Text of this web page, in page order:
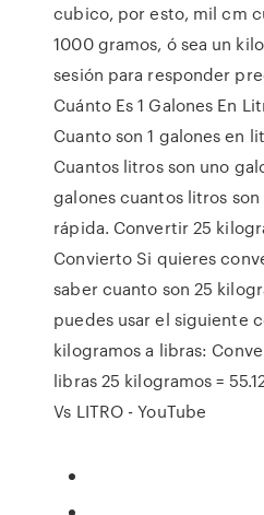
cubico, por esto, mil cm
1000 gramos, ó sea un
sesión para responder
Cuánto Es 1 Galones En
Cuanto son 1 galones en
Cuantos litros son uno
galones cuantos litros
rápida. Convertir 25
Convierto Si quieres
saber cuanto son 25
puedes usar el siguiente
kilogramos a libras:
libras 25 kilogramos =
Vs LITRO - YouTube